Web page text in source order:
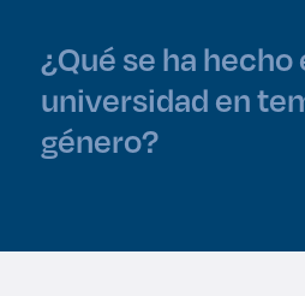
¿Qué se ha hecho
universidad en
género?